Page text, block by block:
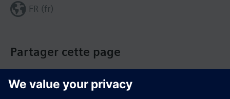
Partager cette page
FR (fr)